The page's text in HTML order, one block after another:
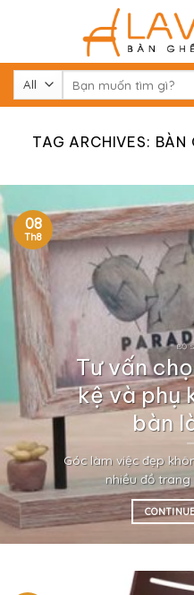
kiếm:
TAG ARCHIVES: BÀN
BỘ
Tư vấn
kệ và phụ
bàn
Góc làm việc đẹp
nhiều đồ
08
Th8